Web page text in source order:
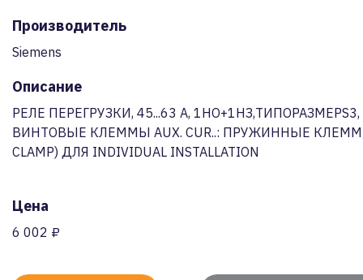
Производитель
Siemens
Описание
РЕЛЕ ПЕРЕГРУЗКИ, 45...63 A, 1НО+1НЗ,ТИПОРАЗМЕРS3,
ВИНТОВЫЕ КЛЕММЫ AUX. CUR..: ПРУЖИННЫЕ
CLAMP) ДЛЯ INDIVIDUAL INSTALLATION
Цена
6 002 ₽